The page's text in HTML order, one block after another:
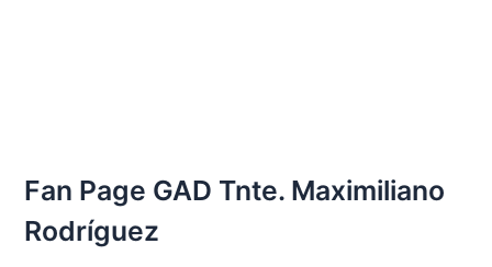
Fan Page GAD Tnte. Maximiliano
Rodríguez